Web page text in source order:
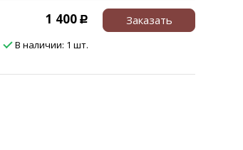
1 400 Р
В наличии: 1 шт.
Заказать